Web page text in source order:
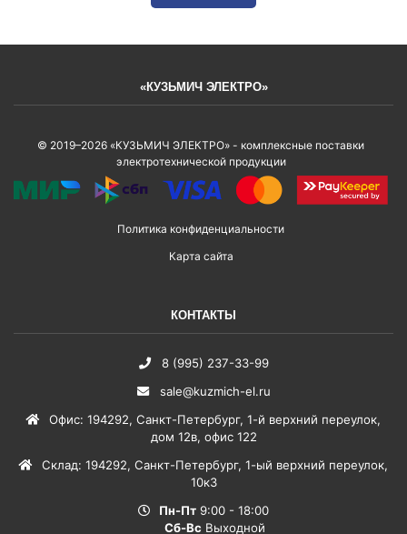
«КУЗЬМИЧ ЭЛЕКТРО»
© 2019–2026 «КУЗЬМИЧ ЭЛЕКТРО» - комплексные поставки
электротехнической продукции
Политика конфиденциальности
Карта сайта
КОНТАКТЫ
8 (995) 237-33-99
sale@kuzmich-el.ru
Офис: 194292, Санкт-Петербург, 1-й верхний переулок,
дом 12в, офис 122
Склад: 194292, Санкт-Петербург, 1-ый верхний переулок,
10к3
Пн-Пт 9:00 - 18:00
Сб-Вс Выходной